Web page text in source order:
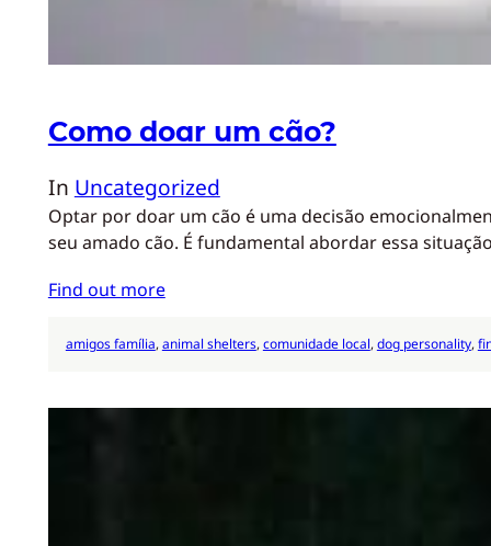
Como doar um cão?
In Uncategorized
Optar por doar um cão é uma decisão
seu amado cão. É fundamental abordar essa
Find out more
amigos família, animal shelters, comunidade local, dog personality,